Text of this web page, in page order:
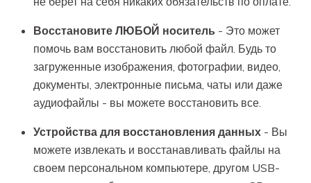
Восстановите ЛЮБОЙ носитель - Это может
помочь вам восстановить любой файл. Будь то
загруженные изображения, фотографии, видео,
документы, электронные письма, чаты или даже
аудиофайлы - вы можете восстановить все.
Устройства для восстановления данных - Вы
можете извлекать и восстанавливать файлы на
своем персональном компьютере, другом USB-